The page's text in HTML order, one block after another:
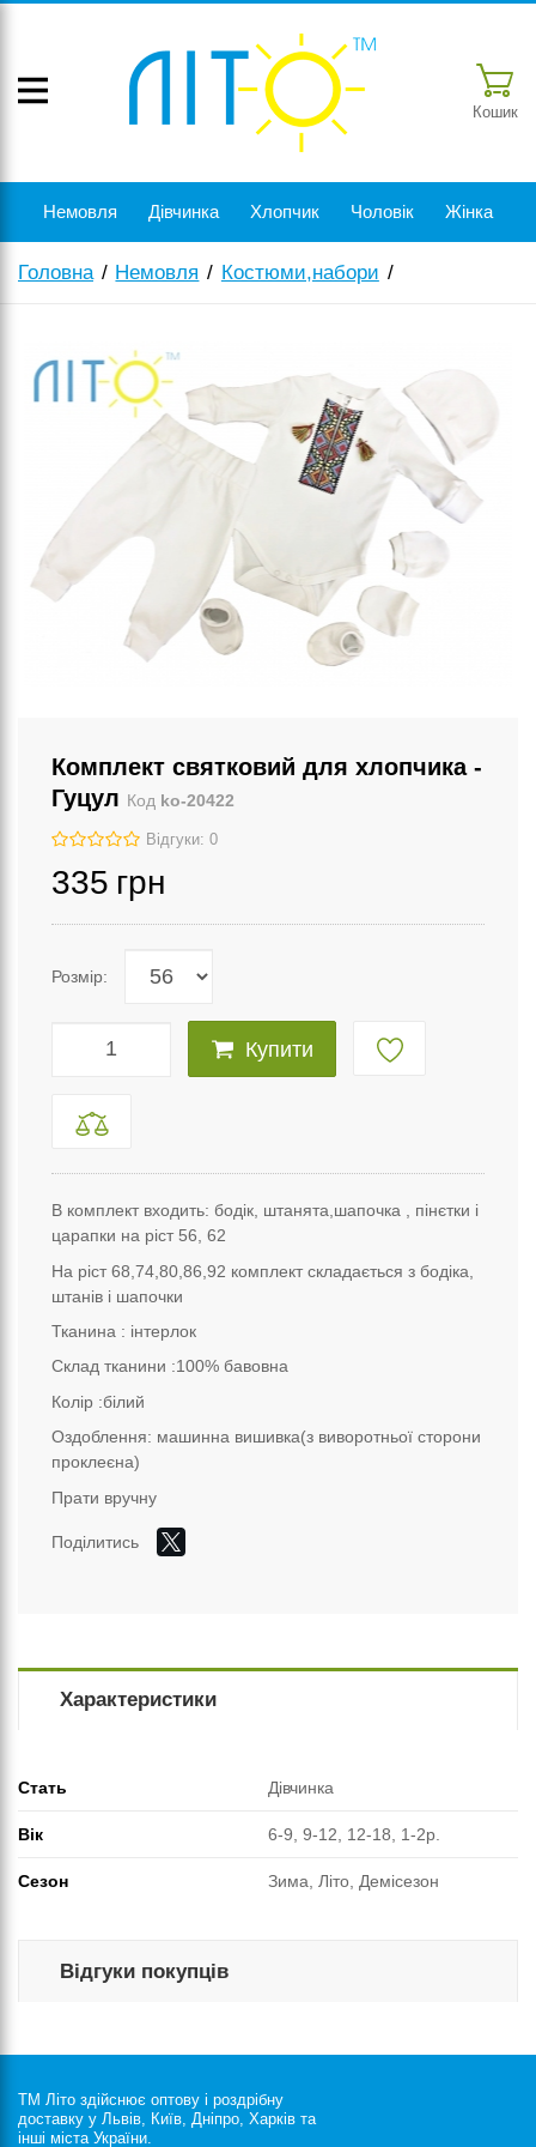
Кошик
Немовля Дівчинка Хлопчик Чоловік Жінка
Головна Немовля Костюми,набори
Комплект святковий для хлопчика -
Гуцул Код ko-20422
Відгуки: 0
335 грн
Розмір:
Купити
В комплект входить: бодік, штанята,шапочка , пінєтки і
царапки на ріст 56, 62
На ріст 68,74,80,86,92 комплект складається з бодіка,
штанів і шапочки
Тканина : інтерлок
Склад тканини :100% бавовна
Колір :білий
Оздоблення: машинна вишивка(з виворотньої сторони
проклеєна)
Прати вручну
Поділитись
Характеристики
Стать Дівчинка
Вік 6-9, 9-12, 12-18, 1-2р.
Сезон Зима, Літо, Демісезон
Відгуки покупців
ТМ Літо здійснює оптову і роздрібну
доставку у Львів, Київ, Дніпро, Харків та
інші міста України.